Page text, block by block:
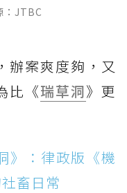
：JTBC
辦案爽度夠，又
比《瑞草洞》更
》：律政版《機
畜日常